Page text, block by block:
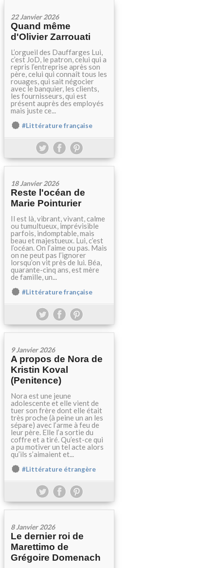
22 Janvier 2026
Quand même
d'Olivier Zarrouati
L’orgueil des Dauffarges Lui,
c’est JoD, le patron, celui qui a
repris l’entreprise après son
père, celui qui connaît tous les
rouages, qui sait négocier
avec le banquier, les clients,
les fournisseurs, qui est
présent auprès des employés
mais juste ce...
#Littérature française
18 Janvier 2026
Reste l'océan de
Marie Pointurier
Il est là, vibrant, vivant, calme
ou tumultueux, imprévisible
parfois, indomptable, mais
beau et majestueux. Lui, c’est
l’océan. On l’aime ou pas. Mais
on ne peut pas l’ignorer
lorsqu’on vit près de lui. Béa,
quarante-cinq ans, est mère
de famille, un...
#Littérature française
9 Janvier 2026
A propos de Nora de
Kristin Koval
(Penitence)
Nora est une jeune
adolescente et elle vient de
tuer son frère dont elle était
très proche (à peine un an les
sépare) avec l’arme à feu de
leur père. Elle l’a sortie du
coffre et a tiré. Qu’est-ce qui
a pu motiver un tel acte alors
qu’ils s’aimaient et...
#Littérature étrangère
8 Janvier 2026
Le dernier roi de
Marettimo de
Grégoire Domenach